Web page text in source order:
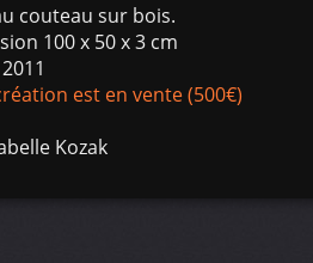
couteau sur bois.
100 x 50 x 3 cm
est en vente (500€)
Kozak